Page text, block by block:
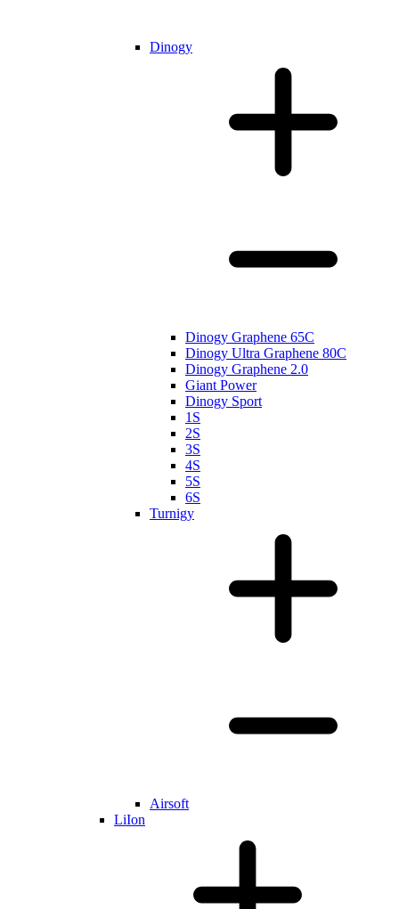
Dinogy
Dinogy Graphene 65C
Dinogy Ultra Graphene 80C
Dinogy Graphene 2.0
Giant Power
Dinogy Sport
1S
2S
3S
4S
5S
6S
Turnigy
Airsoft
LiIon